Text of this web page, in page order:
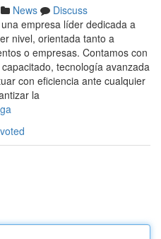
News
Discuss
empresa líder dedicada a
nivel, orientada tanto a
o empresas. Contamos con
tecnología avanzada
con eficiencia ante cualquier
la